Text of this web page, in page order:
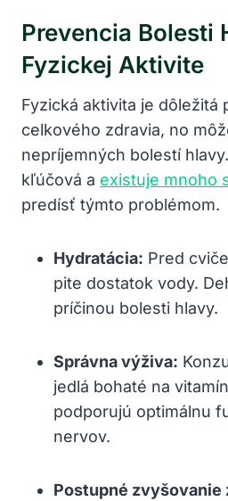
Prevencia Bolesti
Fyzickej Aktivite
Fyzická aktivita je dôležitá
celkového zdravia, no
nepríjemných bolestí
kľúčová a existuje mnoho
predísť týmto problémom.
Hydratácia: Pred
pite dostatok vody.
príčinou bolesti hlavy.
Správna výživa:
jedlá bohaté na
podporujú optimálnu
nervov.
Postupné zvyšovanie